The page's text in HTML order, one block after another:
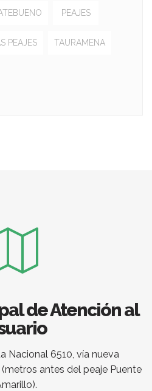
PEAJES
PEAJES TAURAMENA
de Atención al
Nacional 6510, vía nueva
antes del peaje Puente